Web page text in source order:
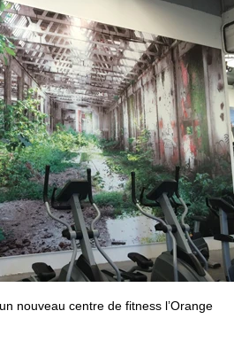
nouveau centre de fitness l’Orange